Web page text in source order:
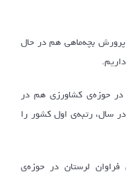
بچه‌ماهی هم در حال
حوزه‌ی کشاورزی هم در
با تولید 175 هزار تن در سال، رتبه‌ی اول کشور را
لرستان در حوزه‌ی